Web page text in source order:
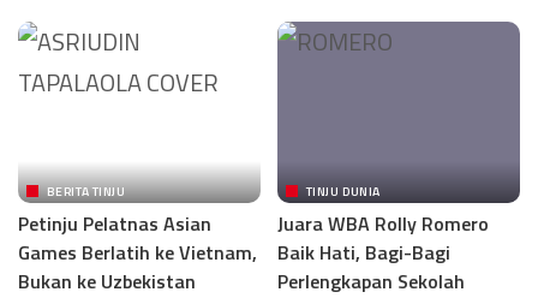
BERITA TINJU
Petinju Pelatnas Asian
Games Berlatih ke Vietnam,
Bukan ke Uzbekistan
TINJU DUNIA
Juara WBA Rolly Romero
Baik Hati, Bagi-Bagi
Perlengkapan Sekolah